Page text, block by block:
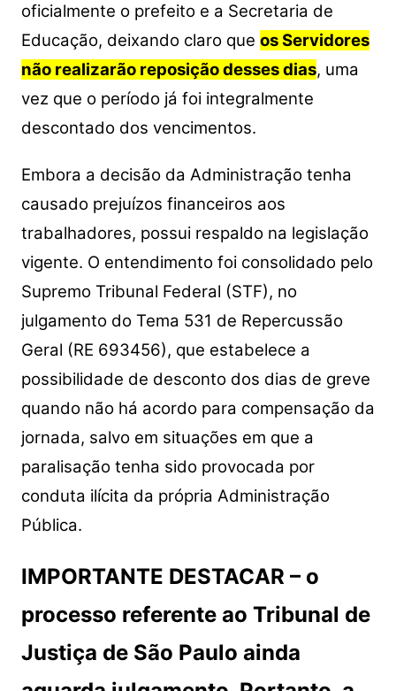
oficialmente o prefeito e a Secretaria de
Educação, deixando claro que os Servidores
não realizarão reposição desses dias, uma
vez que o período já foi integralmente
descontado dos vencimentos.
Embora a decisão da Administração tenha
causado prejuízos financeiros aos
trabalhadores, possui respaldo na legislação
vigente. O entendimento foi consolidado pelo
Supremo Tribunal Federal (STF), no
julgamento do Tema 531 de Repercussão
Geral (RE 693456), que estabelece a
possibilidade de desconto dos dias de greve
quando não há acordo para compensação da
jornada, salvo em situações em que a
paralisação tenha sido provocada por
conduta ilícita da própria Administração
Pública.
IMPORTANTE DESTACAR – o
processo referente ao Tribunal de
Justiça de São Paulo ainda